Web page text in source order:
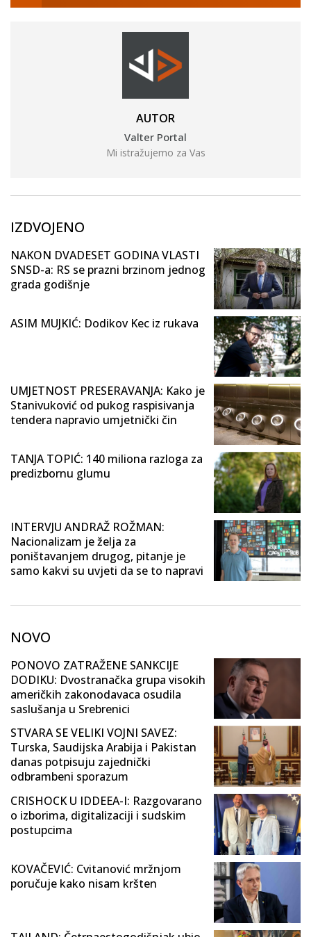
AUTOR
Valter Portal
Mi istražujemo za Vas
IZDVOJENO
NAKON DVADESET GODINA VLASTI
SNSD-a: RS se prazni brzinom jednog
grada godišnje
ASIM MUJKIĆ: Dodikov Kec iz rukava
UMJETNOST PRESERAVANJA: Kako je
Stanivuković od pukog raspisivanja
tendera napravio umjetnički čin
TANJA TOPIĆ: 140 miliona razloga za
predizbornu glumu
INTERVJU ANDRAŽ ROŽMAN:
Nacionalizam je želja za
poništavanjem drugog, pitanje je
samo kakvi su uvjeti da se to napravi
NOVO
PONOVO ZATRAŽENE SANKCIJE
DODIKU: Dvostranačka grupa visokih
američkih zakonodavaca osudila
saslušanja u Srebrenici
STVARA SE VELIKI VOJNI SAVEZ:
Turska, Saudijska Arabija i Pakistan
danas potpisuju zajednički
odbrambeni sporazum
CRISHOCK U IDDEEA-I: Razgovarano
o izborima, digitalizaciji i sudskim
postupcima
KOVAČEVIĆ: Cvitanović mržnjom
poručuje kako nisam kršten